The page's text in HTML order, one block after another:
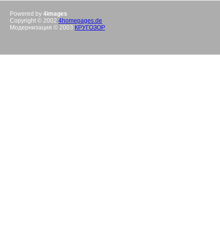
Powered by 4images
Copyright © 2002 4homepages.de
Модернизация © 2003 КРУГОЗОР